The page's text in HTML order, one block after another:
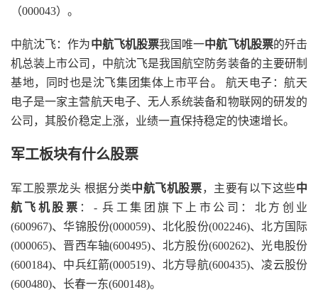
（000043）。
中航沈飞：作为中航飞机股票我国唯一中航飞机股票的歼击
机总装上市公司，中航沈飞是我国航空防务装备的主要研制
基地，同时也是沈飞集团集体上市平台。 航天电子：航天
电子是一家主营航天电子、无人系统装备和物联网的研发的
公司，其股价稳定上涨，业绩一直保持稳定的快速增长。
军工板块有什么股票
军工股票龙头 根据分类中航飞机股票，主要有以下这些中
航飞机股票 ：- 兵工集团旗下上市公司：北方创业
(600967)、华锦股份(000059)、北化股份(002246)、北方国际
(000065)、晋西车轴(600495)、北方股份(600262)、光电股份
(600184)、中兵红箭(000519)、北方导航(600435)、凌云股份
(600480)、长春一东(600148)。